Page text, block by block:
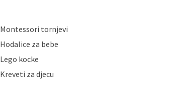
Montessori tornjevi
Hodalice za bebe
Lego kocke
Kreveti za djecu